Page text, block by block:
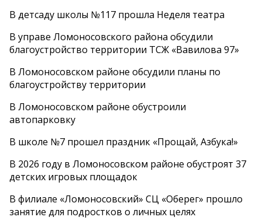
В детсаду школы №117 прошла Неделя театра
В управе Ломоносовского района обсудили
благоустройство территории ТСЖ «Вавилова 97»
В Ломоносовском районе обсудили планы по
благоустройству территории
В Ломоносовском районе обустроили
автопарковку
В школе №7 прошел праздник «Прощай, Азбука!»
В 2026 году в Ломоносовском районе обустроят 37
детских игровых площадок
В филиале «Ломоносовский» СЦ «Оберег» прошло
занятие для подростков о личных целях